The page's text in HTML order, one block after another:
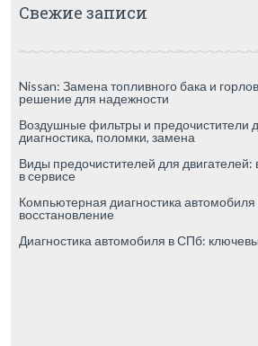
Свежие записи
Nissan: Замена топливного бака и
решение для надежности
Воздушные фильтры и предочистители
диагностика, поломки, замена
Виды предочистителей для
в сервисе
Компьютерная диагностика
восстановление
Диагностика автомобиля в СПб: